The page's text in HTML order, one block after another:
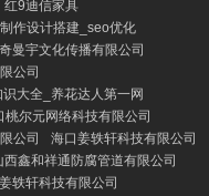
红9迪信家具
作设计搭建_seo优化
曼宇文化传播有限公司
公司
大全_养花达人第一网
桃尔元网络科技有限公司
公司
海口姜轶轩科技有限公司
西鑫和祥通防腐管道有限公司
轶轩科技有限公司